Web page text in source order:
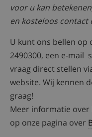
voor u kan
en kosteloos contact
U kunt ons bellen op
2490300, een e-mail
vraag direct stellen
website. Wij kennen
graag!
Meer informatie
op onze pagina over